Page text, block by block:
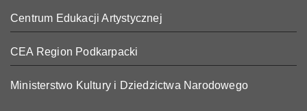
Centrum Edukacji Artystycznej
CEA Region Podkarpacki
Ministerstwo Kultury i Dziedzictwa Narodowego